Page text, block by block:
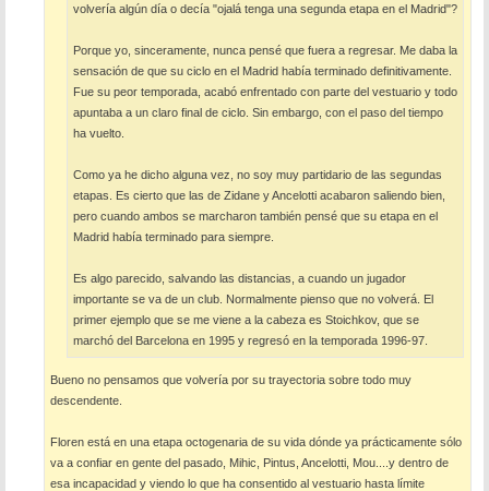
volvería algún día o decía "ojalá tenga una segunda etapa en el Madrid"?
Porque yo, sinceramente, nunca pensé que fuera a regresar. Me daba la
sensación de que su ciclo en el Madrid había terminado definitivamente.
Fue su peor temporada, acabó enfrentado con parte del vestuario y todo
apuntaba a un claro final de ciclo. Sin embargo, con el paso del tiempo
ha vuelto.
Como ya he dicho alguna vez, no soy muy partidario de las segundas
etapas. Es cierto que las de Zidane y Ancelotti acabaron saliendo bien,
pero cuando ambos se marcharon también pensé que su etapa en el
Madrid había terminado para siempre.
Es algo parecido, salvando las distancias, a cuando un jugador
importante se va de un club. Normalmente pienso que no volverá. El
primer ejemplo que se me viene a la cabeza es Stoichkov, que se
marchó del Barcelona en 1995 y regresó en la temporada 1996-97.
Bueno no pensamos que volvería por su trayectoria sobre todo muy
descendente.
Floren está en una etapa octogenaria de su vida dónde ya prácticamente sólo
va a confiar en gente del pasado, Mihic, Pintus, Ancelotti, Mou....y dentro de
esa incapacidad y viendo lo que ha consentido al vestuario hasta límite